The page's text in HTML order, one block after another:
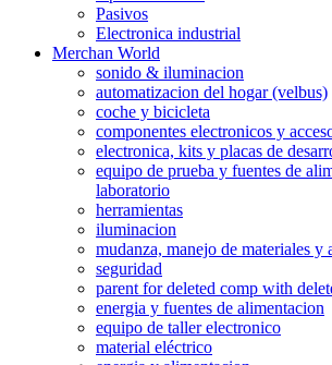
Pasivos
Electronica industrial
Merchan World
sonido & iluminacion
automatizacion del hogar (velbus)
coche y bicicleta
componentes electronicos y
electronica, kits y placas de
equipo de prueba y fuentes de
laboratorio
herramientas
iluminacion
mudanza, manejo de materiales y
seguridad
parent for deleted comp with
energia y fuentes de alimentacion
equipo de taller electronico
material eléctrico